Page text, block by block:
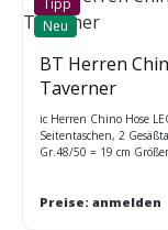
Neu
BT Herren
Taverner
ic Herren Chino Hose
Seitentaschen, 2
Gr.48/50 = 19 cm
Preise: anmelden